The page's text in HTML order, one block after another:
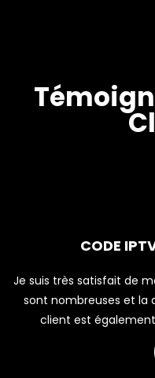
CODE
Je suis très satisfait de
sont nombreuses et la
client est